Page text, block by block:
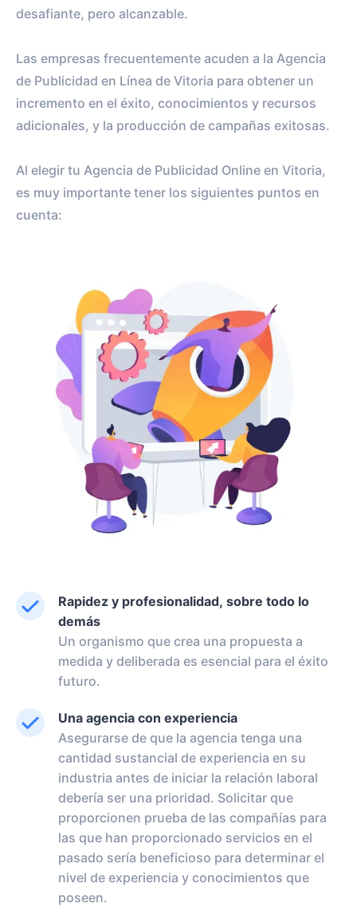
desafiante, pero alcanzable.
Las empresas frecuentemente acuden a la Agencia
de Publicidad en Línea de Vitoria para obtener un
incremento en el éxito, conocimientos y recursos
adicionales, y la producción de campañas exitosas.
Al elegir tu Agencia de Publicidad Online en Vitoria,
es muy importante tener los siguientes puntos en
cuenta:
Rapidez y profesionalidad, sobre todo lo
demás
Un organismo que crea una propuesta a
medida y deliberada es esencial para el éxito
futuro.
Una agencia con experiencia
Asegurarse de que la agencia tenga una
cantidad sustancial de experiencia en su
industria antes de iniciar la relación laboral
debería ser una prioridad. Solicitar que
proporcionen prueba de las compañías para
las que han proporcionado servicios en el
pasado sería beneficioso para determinar el
nivel de experiencia y conocimientos que
poseen.